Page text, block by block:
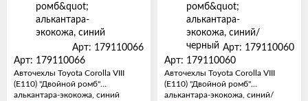
Арт: 179110066
Арт: 179110066
Авточехлы Toyota Corolla VIII
(E110) "Двойной ромб"
алькантара-экокожа, синий
Арт: 179110060
Арт: 179110060
Авточехлы Toyota Corolla VIII
(E110) "Двойной ромб"
алькантара-экокожа, синий/